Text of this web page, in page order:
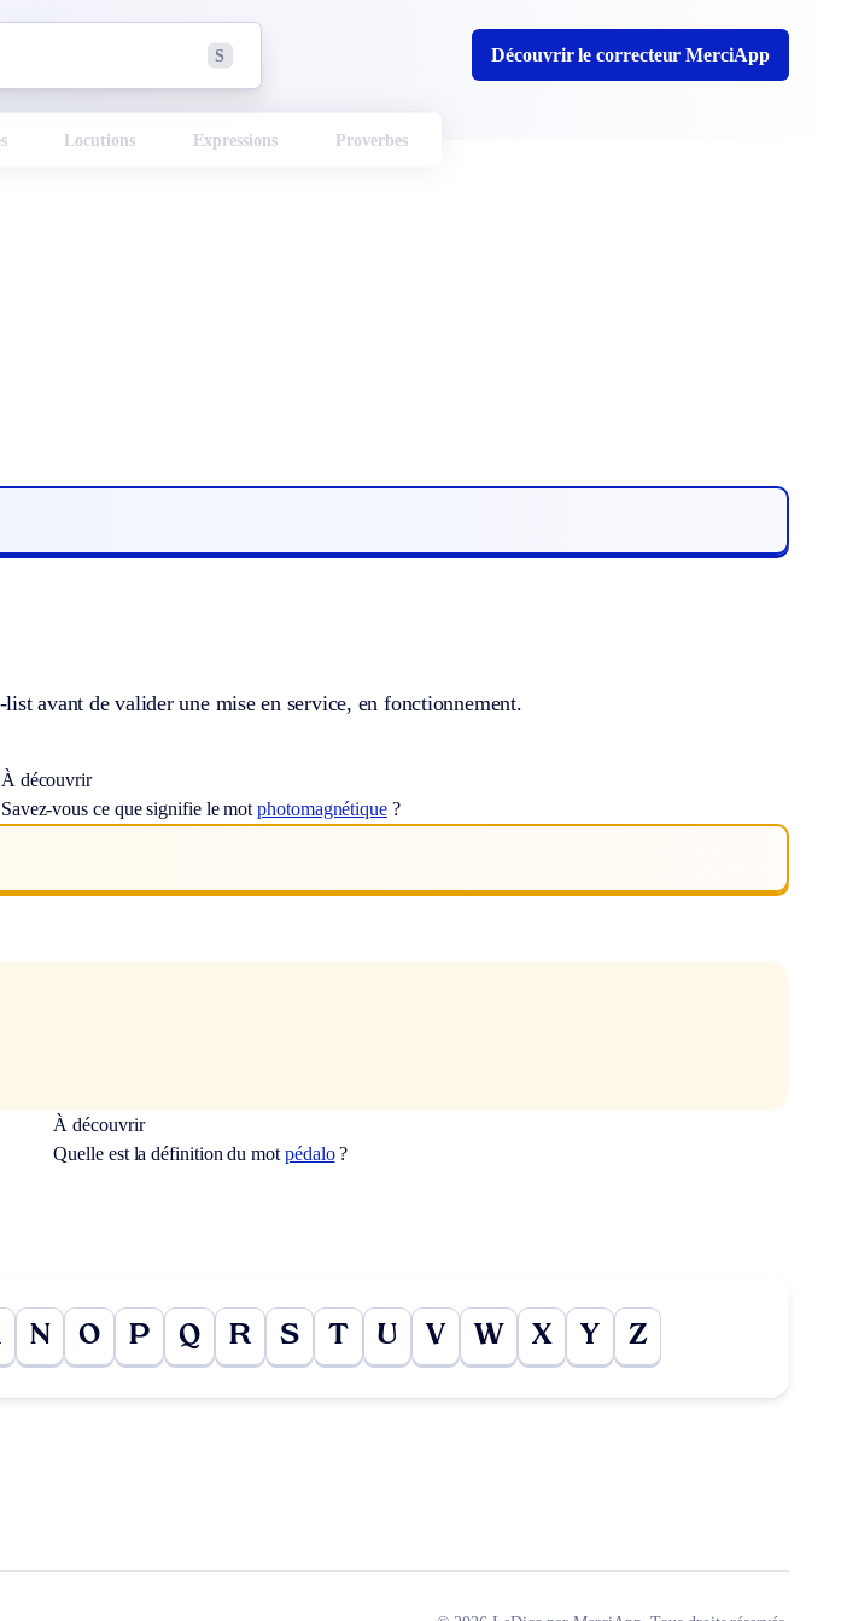
S Découvrir le correcteur MerciApp
Locutions Expressions Proverbes
avant de valider une mise en service, en fonctionnement.
À découvrir
Savez-vous ce que signifie le motphotomagnétique?
À découvrir
Quelle est la définition du mot pédalo?
N O P Q R S T U V W X Y Z